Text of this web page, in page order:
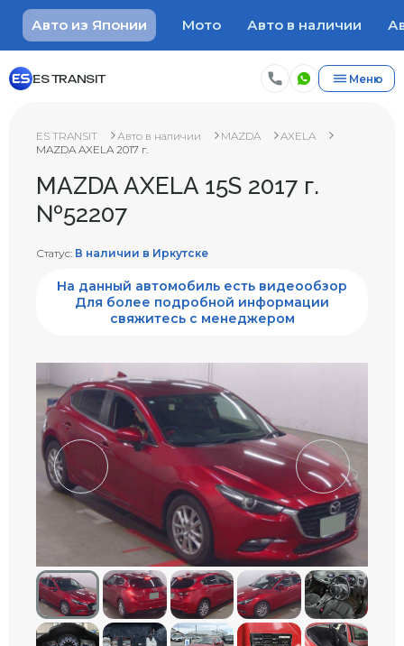
Авто из Японии Мото Авто в наличии
ES TRANSIT Меню
ES TRANSIT Авто в наличии MAZDA
AXELA
MAZDA AXELA 2017 г.
MAZDA AXELA 15S 2017 г.
№52207
Статус: В наличии в Иркутске
На данный автомобиль есть видеообзор
Для более подробной информации
свяжитесь с менеджером